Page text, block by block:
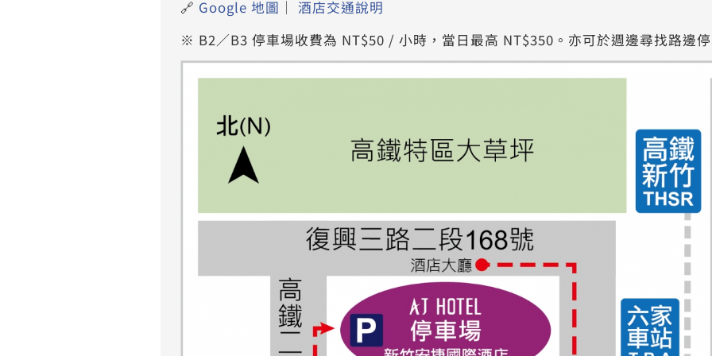
🔗 Google 地圖 ｜ 酒店交通說明
※ B2／B3 停車場收費為 NT$50 / 小時，當日最高 NT$350。亦可於週邊尋找路邊